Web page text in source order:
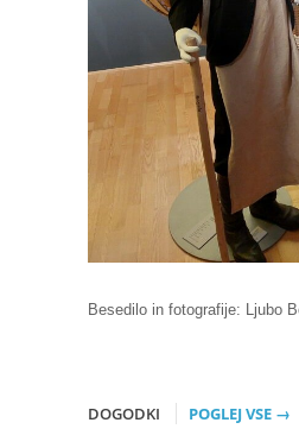
Besedilo in fotografije: Ljubo
DOGODKI POGLEJ VSE →